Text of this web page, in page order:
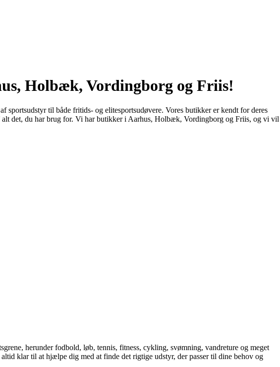
Holbæk, Vordingborg og Friis!
til både fritids- og elitesportsudøvere. Vores butikker er kendt for deres
det, du har brug for. Vi har butikker i Aarhus, Holbæk, Vordingborg og Friis, og vi vil
herunder fodbold, løb, tennis, fitness, cykling, svømning, vandreture og meget
klar til at hjælpe dig med at finde det rigtige udstyr, der passer til dine behov og